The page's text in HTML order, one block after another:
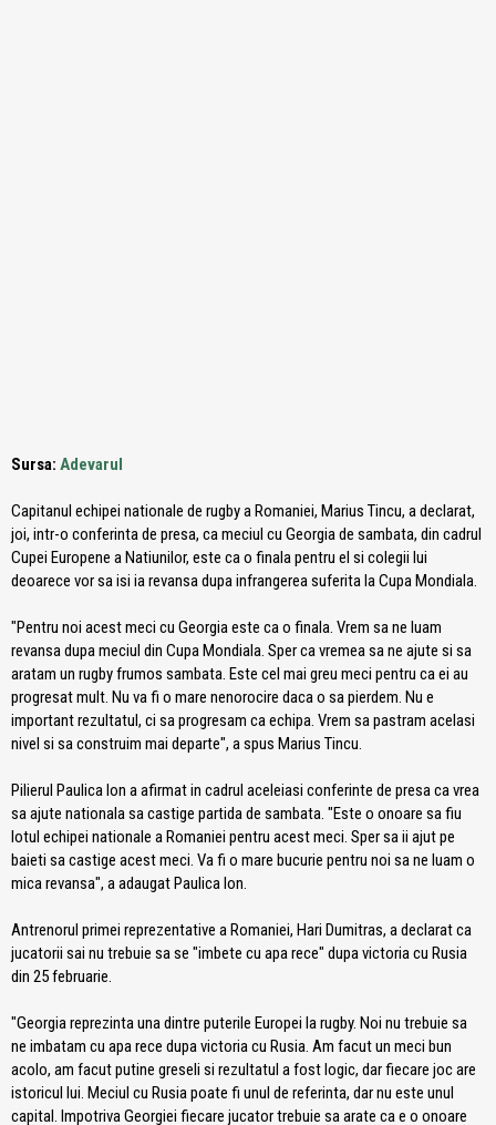
Sursa: Adevarul
Capitanul echipei nationale de rugby a Romaniei, Marius Tincu, a declarat,
joi, intr-o conferinta de presa, ca meciul cu Georgia de sambata, din cadrul
Cupei Europene a Natiunilor, este ca o finala pentru el si colegii lui
deoarece vor sa isi ia revansa dupa infrangerea suferita la Cupa Mondiala.
"Pentru noi acest meci cu Georgia este ca o finala. Vrem sa ne luam
revansa dupa meciul din Cupa Mondiala. Sper ca vremea sa ne ajute si sa
aratam un rugby frumos sambata. Este cel mai greu meci pentru ca ei au
progresat mult. Nu va fi o mare nenorocire daca o sa pierdem. Nu e
important rezultatul, ci sa progresam ca echipa. Vrem sa pastram acelasi
nivel si sa construim mai departe", a spus Marius Tincu.
Pilierul Paulica Ion a afirmat in cadrul aceleiasi conferinte de presa ca vrea
sa ajute nationala sa castige partida de sambata. "Este o onoare sa fiu
lotul echipei nationale a Romaniei pentru acest meci. Sper sa ii ajut pe
baieti sa castige acest meci. Va fi o mare bucurie pentru noi sa ne luam o
mica revansa", a adaugat Paulica Ion.
Antrenorul primei reprezentative a Romaniei, Hari Dumitras, a declarat ca
jucatorii sai nu trebuie sa se "imbete cu apa rece" dupa victoria cu Rusia
din 25 februarie.
"Georgia reprezinta una dintre puterile Europei la rugby. Noi nu trebuie sa
ne imbatam cu apa rece dupa victoria cu Rusia. Am facut un meci bun
acolo, am facut putine greseli si rezultatul a fost logic, dar fiecare joc are
istoricul lui. Meciul cu Rusia poate fi unul de referinta, dar nu este unul
capital. Impotriva Georgiei fiecare jucator trebuie sa arate ca e o onoare